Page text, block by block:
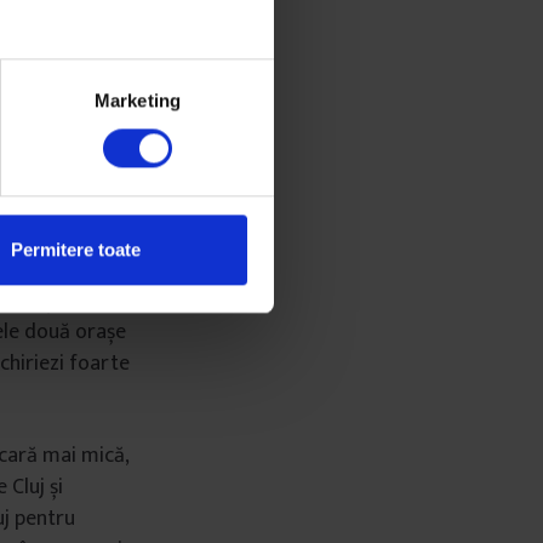
Marketing
Permitere toate
vadă cum
spune Ceia,
că
două orașe
foarte
mai mică,
și
pentru